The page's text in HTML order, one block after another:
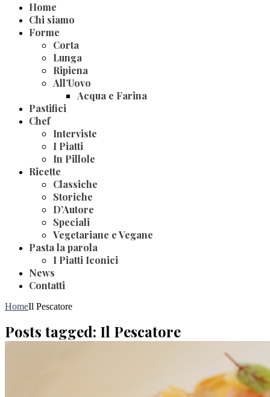
Home
Chi siamo
Forme
Corta
Lunga
Ripiena
All’Uovo
Acqua e Farina
Pastifici
Chef
Interviste
I Piatti
In Pillole
Ricette
Classiche
Storiche
D’Autore
Speciali
Vegetariane e Vegane
Pasta la parola
I Piatti Iconici
News
Contatti
HomeIl Pescatore
Posts tagged: Il Pescatore